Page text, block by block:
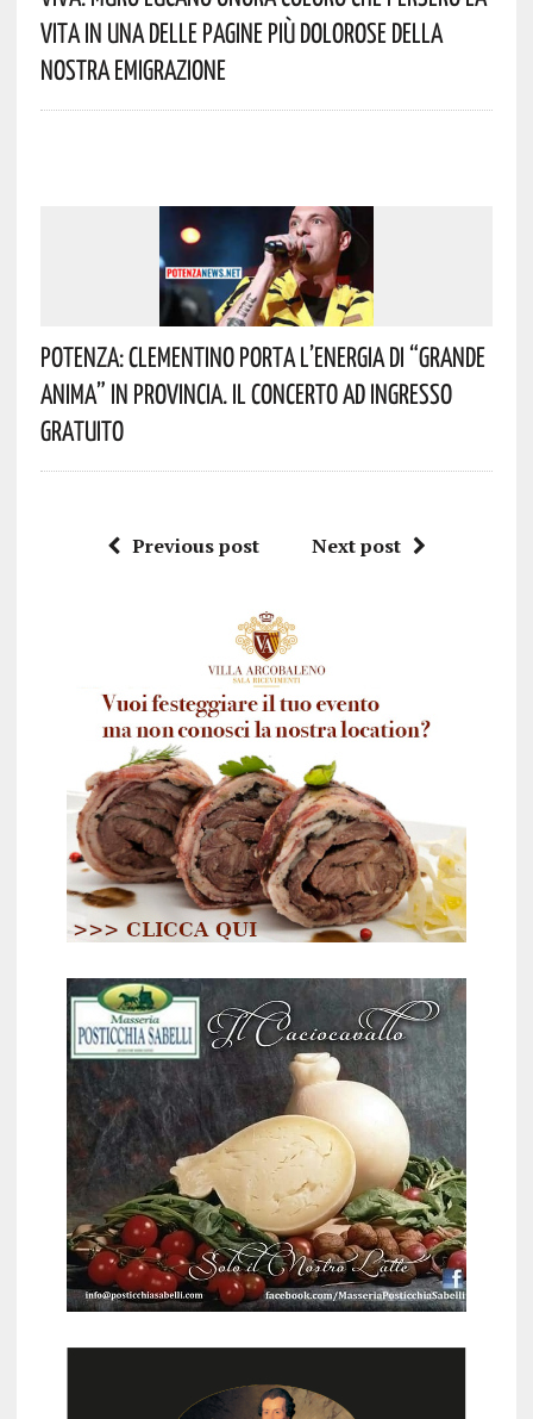
Vita In Una Delle Pagine Più Dolorose Della
Nostra Emigrazione
Potenza: Clementino Porta L’energia Di “Grande
Anima” In Provincia. Il Concerto Ad Ingresso
Gratuito
Previous post Next post